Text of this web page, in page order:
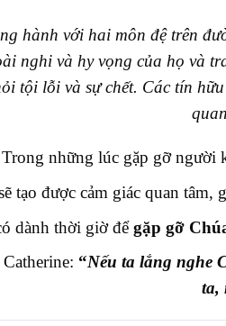
hành với hai môn đệ trên
nghi và hy vọng của họ và
tội lỗi và sự chết. Các tín
Trong những lúc gặp gỡ người
tạo được cảm giác quan tâm,
dành thời giờ đểgặp gỡ
“Nếu ta lắng nghe
ta,